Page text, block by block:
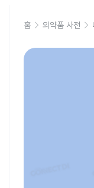
홈 의약품 사전